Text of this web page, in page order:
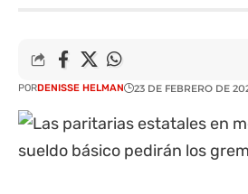
PORDENISSE HELMAN 23 DE FEBRERO DE